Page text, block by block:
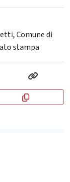
,Comune di
stampa